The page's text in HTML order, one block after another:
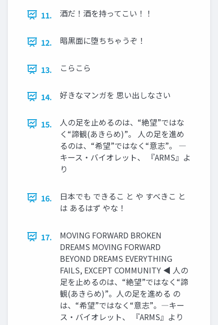
11.
酒だ！酒を持ってこい！！
12. 暗黒面に堕ちちゃうぞ！
13. こらこら
14. 好きなマンガを 思い出しなさい
15.
人の足を止めるのは、“絶望”ではな
く“諦観(あきらめ)”。 人の足を進め
るのは、“希望”ではなく“意志”。 ―
キース・バイオレット、 『ARMS』よ
り
16.
日本でも できるこ と や すべきこ と
は あるはず やな！
17.
MOVING FORWARD BROKEN
DREAMS MOVING FORWARD
BEYOND DREAMS EVERYTHING
FAILS, EXCEPT COMMUNITY ◀ 人の
足を止めるのは、“絶望”ではなく“諦
観(あきらめ)”。人の足を進める の
は、“希望”ではなく“意志”。―キー
ス・バイオレット、 『ARMS』より